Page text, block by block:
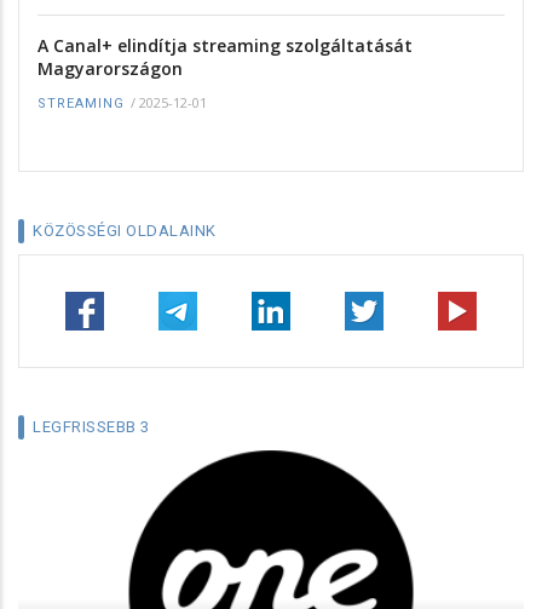
A Canal+ elindítja streaming szolgáltatását
Magyarországon
STREAMING / 2025-12-01
KÖZÖSSÉGI OLDALAINK
LEGFRISSEBB 3